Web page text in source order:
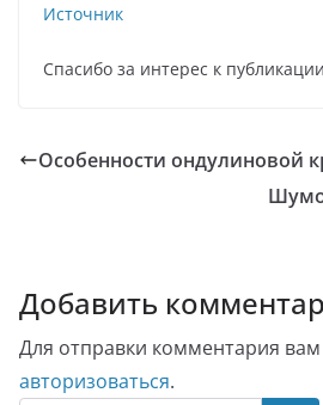
Источник
Спасибо за интерес к публикации
Особенности ондулиновой
Добавить
Для отправки комментария
авторизоваться.